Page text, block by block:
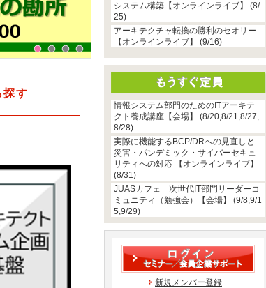
探す
システム構築【オンラインライブ】 (8/
25)
アーキテクチャ転換の勝利のセオリー
【オンラインライブ】 (9/16)
情報システム部門のためのITアーキテ
クト養成講座【会場】 (8/20,8/21,8/27,
8/28)
実際に機能するBCP/DRへの見直しと
災害・パンデミック・サイバーセキュ
リティへの対応 【オンラインライブ】
(8/31)
JUASカフェ 次世代IT部門リーダーコ
ミュニティ（勉強会）【会場】 (9/8,9/1
5,9/29)
新規メンバー登録